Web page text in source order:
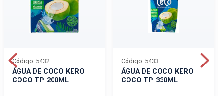
ÁGUA DE COCO KERO
COCO TP-200ML
Código: 5432
ÁGUA DE COCO KERO
COCO TP-330ML
Código: 5433